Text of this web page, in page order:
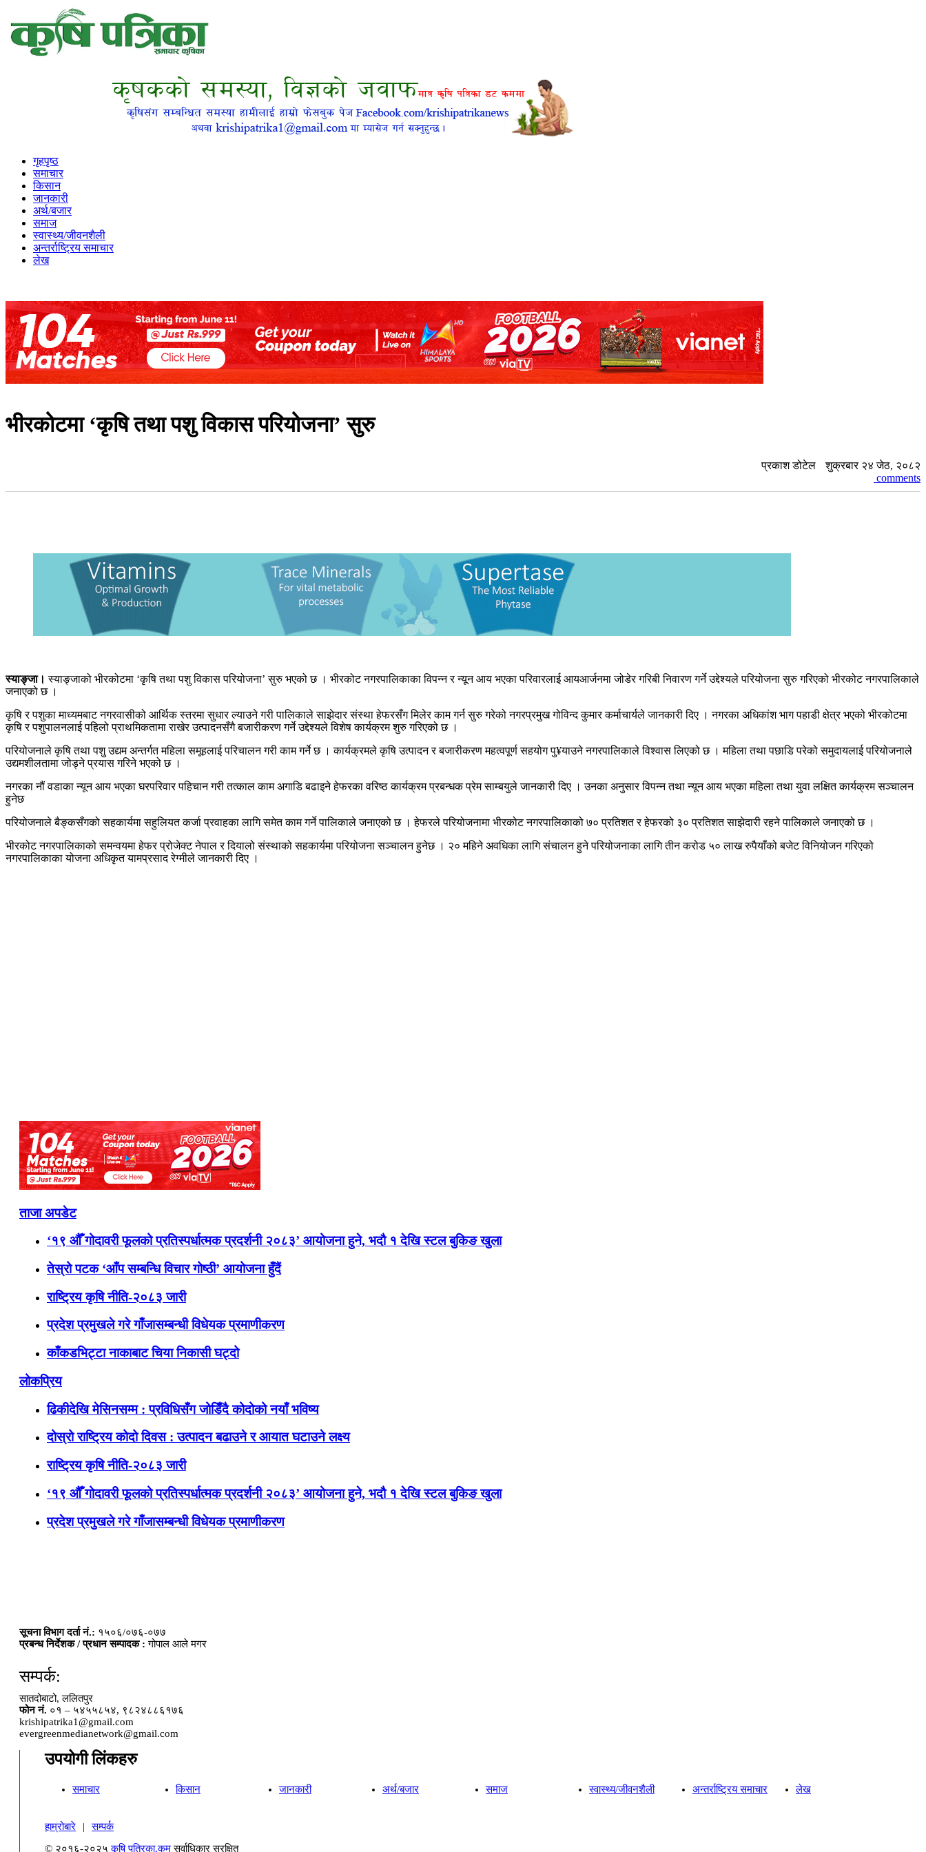
गृहपृष्ठ
समाचार
किसान
जानकारी
अर्थ/बजार
समाज
स्वास्थ्य/जीवनशैली
अन्तर्राष्ट्रिय समाचार
लेख
भीरकोटमा ‘कृषि तथा पशु विकास परियोजना’ सुरु
प्रकाश डोटेल
शुक्रबार २४ जेठ, २०८२
comments
स्याङ्जा। स्याङ्जाको भीरकोटमा ‘कृषि तथा पशु विकास परियोजना’ सुरु भएको छ । भीरकोट नगरपालिकाका विपन्न र न्यून आय भएका परिवारलाई आयआर्जनमा जोडेर गरिबी निवारण गर्ने उद्देश्यले परियोजना सुरु गरिएको भीरकोट नगरपालिकाले
जनाएको छ ।
कृषि र पशुका माध्यमबाट नगरवासीको आर्थिक स्तरमा सुधार ल्याउने गरी पालिकाले साझेदार संस्था हेफरसँग मिलेर काम गर्न सुरु गरेको नगरप्रमुख गोविन्द कुमार कर्माचार्यले जानकारी दिए । नगरका अधिकांश भाग पहाडी क्षेत्र भएको भीरकोटमा
कृषि र पशुपालनलाई पहिलो प्राथमिकतामा राखेर उत्पादनसँगै बजारीकरण गर्ने उद्देश्यले विशेष कार्यक्रम शुरु गरिएको छ ।
परियोजनाले कृषि तथा पशु उद्यम अन्तर्गत महिला समूहलाई परिचालन गरी काम गर्ने छ । कार्यक्रमले कृषि उत्पादन र बजारीकरण महत्वपूर्ण सहयोग पु¥याउने नगरपालिकाले विश्वास लिएको छ । महिला तथा पछाडि परेको समुदायलाई परियोजनाले
उद्यमशीलतामा जोड्ने प्रयास गरिने भएको छ ।
नगरका नौं वडाका न्यून आय भएका घरपरिवार पहिचान गरी तत्काल काम अगाडि बढाइने हेफरका वरिष्ठ कार्यक्रम प्रबन्धक प्रेम साम्बयुले जानकारी दिए । उनका अनुसार विपन्न तथा न्यून आय भएका महिला तथा युवा लक्षित कार्यक्रम सञ्चालन
हुनेछ
परियोजनाले बैङ्कसँगको सहकार्यमा सहुलियत कर्जा प्रवाहका लागि समेत काम गर्ने पालिकाले जनाएको छ । हेफरले परियोजनामा भीरकोट नगरपालिकाको ७० प्रतिशत र हेफरको ३० प्रतिशत साझेदारी रहने पालिकाले जनाएको छ ।
भीरकोट नगरपालिकाको समन्वयमा हेफर प्रोजेक्ट नेपाल र दियालो संस्थाको सहकार्यमा परियोजना सञ्चालन हुनेछ । २० महिने अवधिका लागि संचालन हुने परियोजनाका लागि तीन करोड ५० लाख रुपैयाँको बजेट विनियोजन गरिएको
नगरपालिकाका योजना अधिकृत यामप्रसाद रेग्मीले जानकारी दिए ।
ताजा अपडेट
‘१९ औँ गोदावरी फूलको प्रतिस्पर्धात्मक प्रदर्शनी २०८३’ आयोजना हुने, भदौ १ देखि स्टल बुकिङ खुला
तेस्रो पटक ‘आँप सम्बन्धि विचार गोष्ठी’ आयोजना हुँदैं
राष्ट्रिय कृषि नीति-२०८३ जारी
प्रदेश प्रमुखले गरे गाँजासम्बन्धी विधेयक प्रमाणीकरण
काँकडभिट्टा नाकाबाट चिया निकासी घट्दो
लोकप्रिय
ढिकीदेखि मेसिनसम्म : प्रविधिसँग जोडिँदै कोदोको नयाँ भविष्य
दोस्रो राष्ट्रिय कोदो दिवस : उत्पादन बढाउने र आयात घटाउने लक्ष्य
राष्ट्रिय कृषि नीति-२०८३ जारी
‘१९ औँ गोदावरी फूलको प्रतिस्पर्धात्मक प्रदर्शनी २०८३’ आयोजना हुने, भदौ १ देखि स्टल बुकिङ खुला
प्रदेश प्रमुखले गरे गाँजासम्बन्धी विधेयक प्रमाणीकरण
सूचना विभाग दर्ता नं.: १५०६/०७६-०७७
प्रबन्ध निर्देशक / प्रधान सम्पादक : गोपाल आले मगर
सम्पर्क:
सातदोबाटो, ललितपुर
फोन नं. ०१ – ५४५५८५४, ९८२४८८६१७६
krishipatrika1@gmail.com
evergreenmedianetwork@gmail.com
उपयोगी लिंकहरु
समाचार किसान जानकारी अर्थ/बजार समाज स्वास्थ्य/जीवनशैली अन्तर्राष्ट्रिय समाचार लेख
हाम्रोबारे |
सम्पर्क
© २०१६-२०२५कृषि पत्रिका.कमसर्वाधिकार सुरक्षित